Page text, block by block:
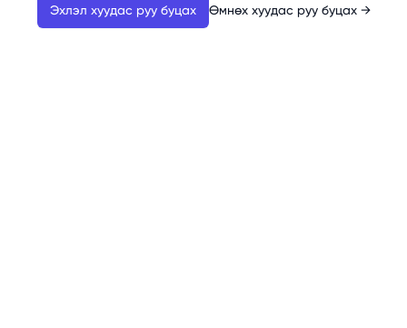
Эхлэл хуудас руу буцах Өмнөх хуудас руу буцах →